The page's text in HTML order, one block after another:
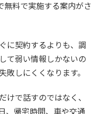
料で実施する案内がさ
に契約するよりも、調
て弱い情報しかないの
しにくくなります。
けで話すのではなく、
、帰宅時間、車や交通